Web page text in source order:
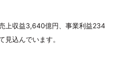
上収益3,640億円、事業利益234
込んでいます。